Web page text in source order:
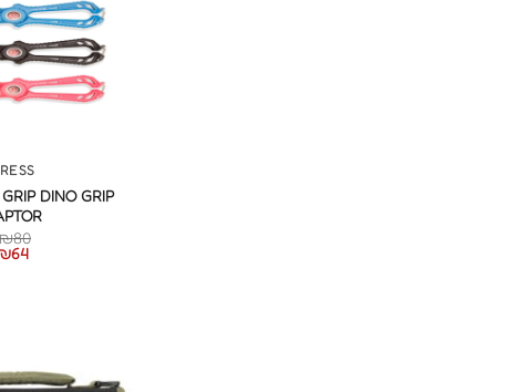
DINO GRIP
₪80
64